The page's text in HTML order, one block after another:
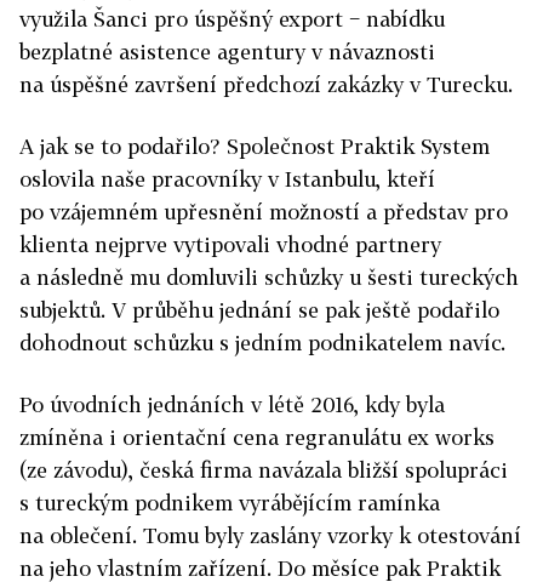
využila Šanci pro úspěšný export − nabídku
bezplatné asistence agentury v návaznosti
na úspěšné završení předchozí zakázky v Turecku.
A jak se to podařilo? Společnost Praktik System
oslovila naše pracovníky v Istanbulu, kteří
po vzájemném upřesnění možností a představ pro
klienta nejprve vytipovali vhodné partnery
a následně mu domluvili schůzky u šesti tureckých
subjektů. V průběhu jednání se pak ještě podařilo
dohodnout schůzku s jedním podnikatelem navíc.
Po úvodních jednáních v létě 2016, kdy byla
zmíněna i orientační cena regranulátu ex works
(ze závodu), česká firma navázala bližší spolupráci
s tureckým podnikem vyrábějícím ramínka
na oblečení. Tomu byly zaslány vzorky k otestování
na jeho vlastním zařízení. Do měsíce pak Praktik